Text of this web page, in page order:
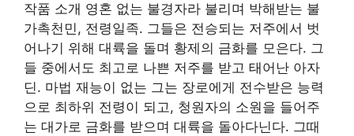
작품 소개 영혼 없는 불경자라 불리며 박해받는 불
가촉천민, 전령일족. 그들은 전승되는 저주에서 벗
어나기 위해 대륙을 돌며 황제의 금화를 모은다. 그
들 중에서도 최고로 나쁜 저주를 받고 태어난 아자
딘. 마법 재능이 없는 그는 장로에게 전수받은 능력
으로 최하위 전령이 되고, 청원자의 소원을 들어주
는 대가로 금화를 받으며 대륙을 돌아다닌다. 그때